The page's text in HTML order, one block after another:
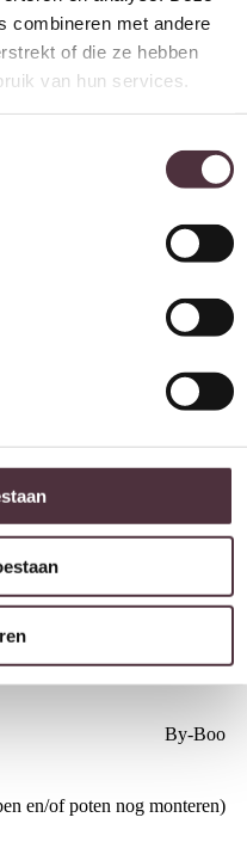
combineren met andere
of die ze hebben
van hun services.
glas
Zwart
Glas, Mangohout
60 cm
60 cm
42 cm
By-Boo
en/of poten nog monteren)